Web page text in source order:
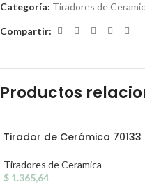
Categoría: Tiradores de
Compartir:
Productos
Tirador de Cerámica 70133
Tiradores de Ceramica
$ 1.365,64